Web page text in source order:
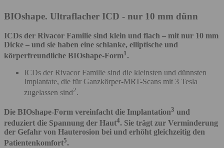
BIOshape. Ultraflacher ICD - nur 10 mm dünn
ICDs der Rivacor Familie sind klein und flach – mit nur 10 mm
Dicke – und sie haben eine schlanke, elliptische und
körperfreundliche BIOshape-Form1 .
ICDs der Rivacor Familie sind die kleinsten und dünnsten
Implantate, die für Ganzkörper-MRT-Scans mit 3 Tesla
zugelassen sind2.
Die BIOshape-Form vereinfacht die Implantation3 und
reduziert die Spannung der Haut4. Sie trägt zur Verminderung
der Gefahr von Hauterosion bei und erhöht gleichzeitig den
Patientenkomfort5.